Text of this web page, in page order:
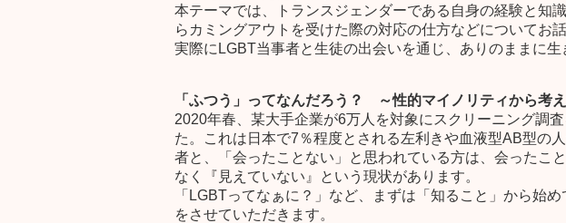
本テーマでは、トランスジェンダーである自身の経験と知
らカミングアウトを受けた際の対応の仕方などについてお
実際にLGBT当事者と生徒の出会いを通じ、ありのままに生
「ふつう」ってなんだろう？ ～性的マイノリティから考え
2020年春、某大手企業が6万人を対象にスクリーニング調査
た。これは日本で7％程度と される左利きや血液型AB型の
者と、「会ったことない 」と思われている方は、会ったこ
なく『見えていない』
という現状があります。
「LGBTってなぁに？」など、まずは「知ること」から始め
をさせていただきます。